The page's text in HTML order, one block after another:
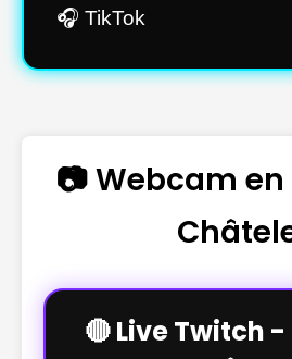
🎧 TikTok
📷 Webcam
🔴 Live Twitch -